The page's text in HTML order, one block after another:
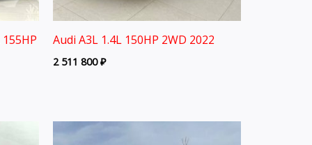
Audi A3L 1.4L 150HP 2WD 2022
2 511 800₽